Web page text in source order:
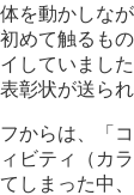
を動かしな
めて触るも
イしていまし
彰状が送られ
からは、「
ビティ（カ
しまった中